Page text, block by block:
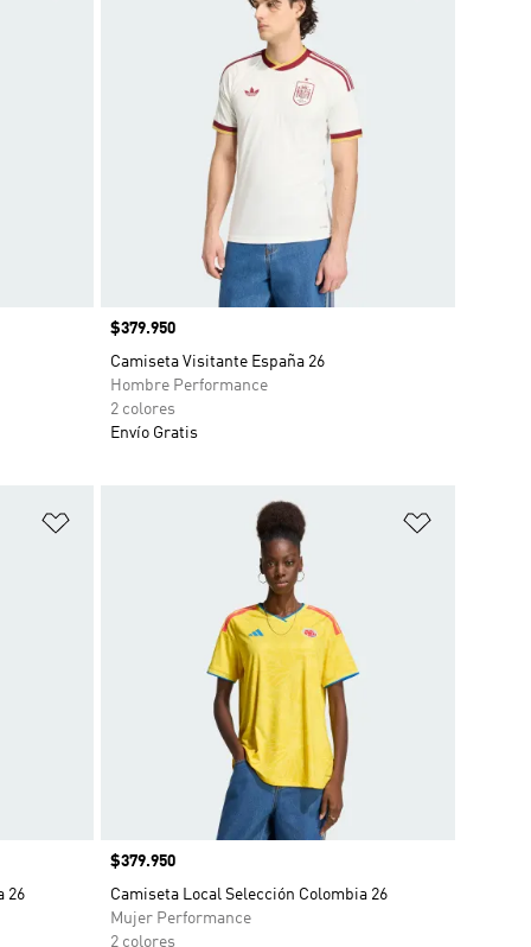
Precio
$379.950
Camiseta Visitante España 26
Hombre Performance
2 colores
Envío Gratis
Añadir a la lista de deseos
26
Precio
$379.950
Camiseta Local Selección Colombia 26
Mujer Performance
2 colores